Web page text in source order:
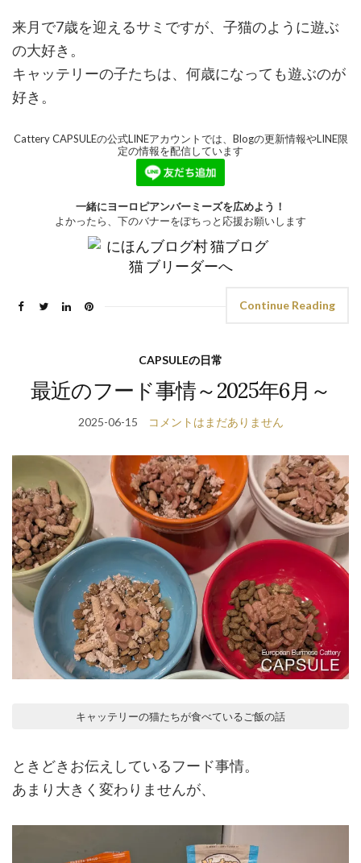
来月で7歳を迎えるサミですが、子猫のように遊ぶ
の大好き。
キャッテリーの子たちは、何歳になっても遊ぶのが
好き。
Cattery CAPSULEの公式LINEアカウントでは、Blogの更新情報やLINE限
定の情報を配信しています
一緒にヨーロピアンバーミーズを広めよう！
よかったら、下のバナーをぽちっと応援お願いします
Continue Reading
CAPSULEの日常
最近のフード事情～2025年6月～
2025-06-15 コメントはまだありません
キャッテリーの猫たちが食べているご飯の話
ときどきお伝えしているフード事情。
あまり大きく変わりませんが、